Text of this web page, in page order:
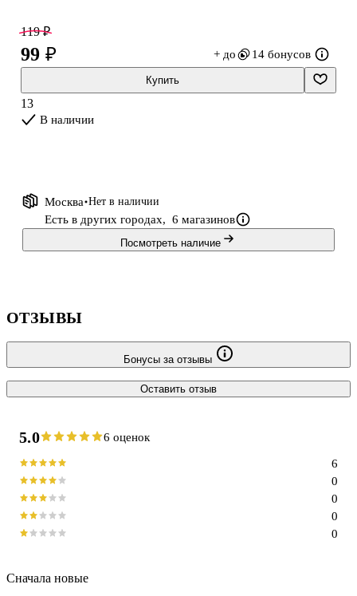
119 ₽
99 ₽ + до 14 бонусов
Купить
13
В наличии
Москва Нет в наличии
Есть в других городах, 6 магазинов
Посмотреть наличие
ОТЗЫВЫ
Бонусы за отзывы
Оставить отзыв
5.0 6 оценок
0
0
0
0
6
Сначала новые